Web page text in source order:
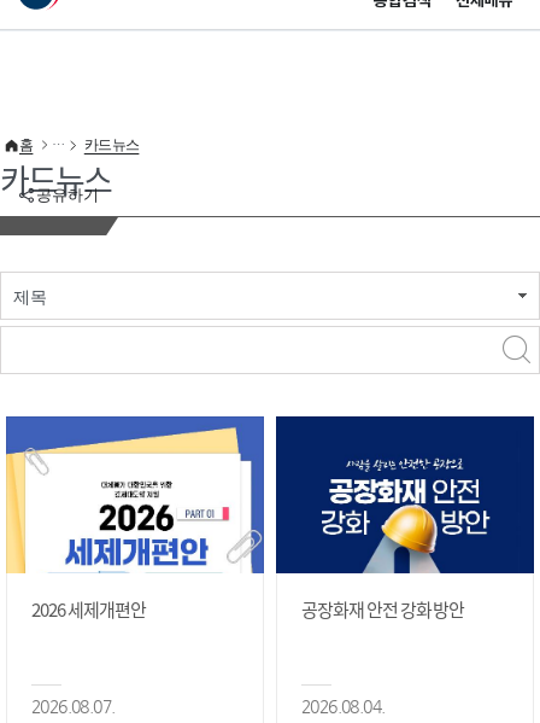
이 누리집은 대한민국 공식 전자정부 누리집입니다.
공유하기
홈 카드뉴스
카드뉴스
제목
2026 세제개편안
2026.08.07.
공장화재 안전 강화 방안
2026.08.04.